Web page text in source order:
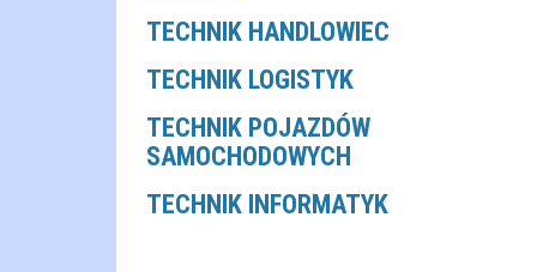
TECHNIK HANDLOWIEC
TECHNIK LOGISTYK
TECHNIK POJAZDÓW
SAMOCHODOWYCH
TECHNIK INFORMATYK